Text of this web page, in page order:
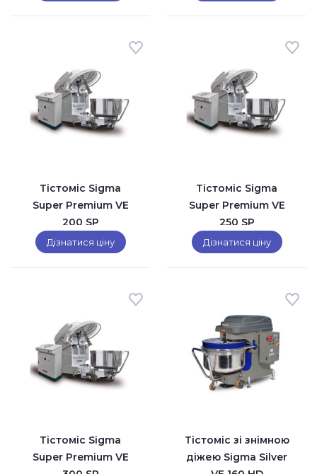
Тістоміс Sigma
Super Premium VE
200 SP
Дізнатися ціну
Тістоміс Sigma
Super Premium VE
250 SP
Дізнатися ціну
Тістоміс Sigma
Super Premium VE
Тістоміс зі знімною
діжею Sigma Silver